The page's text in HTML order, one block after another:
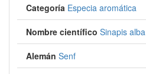
Categoría Especia aromática
Nombre científico Sinapis alba
Alemán Senf